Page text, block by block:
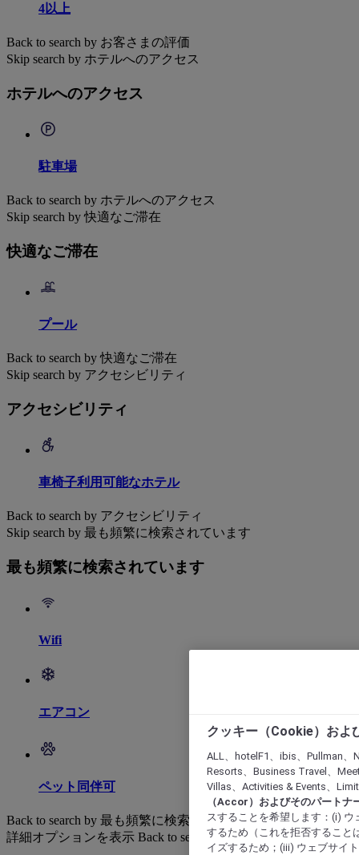
4以上
Back to search by お客さまの評価
Skip search by ホテルへのアクセス
ホテルへのアクセス
駐車場
Back to search by ホテルへのアクセス
Skip search by 快適なご滞在
快適なご滞在
プール
Back to search by 快適なご滞在
Skip search by アクセシビリティ
アクセシビリティ
車椅子利用可能なホテル
Back to search by アクセシビリティ
Skip search by 最も頻繁に検索されています
最も頻繁に検索されています
Wifi
エアコン
ペット同伴可
Back to search by 最も頻繁に検索されています
詳細オプションを表示 Back to search by categories
クッキー（Cookie）およ
ALL、hotelF1、ibis、Pullman
Resorts、Business Travel、
Villas、Activities & Events、
（Accor）およびそのパートナ
スすることを希望します：(i)
するため（これを拒否すること
イズするため；(iii) ウェブサイ